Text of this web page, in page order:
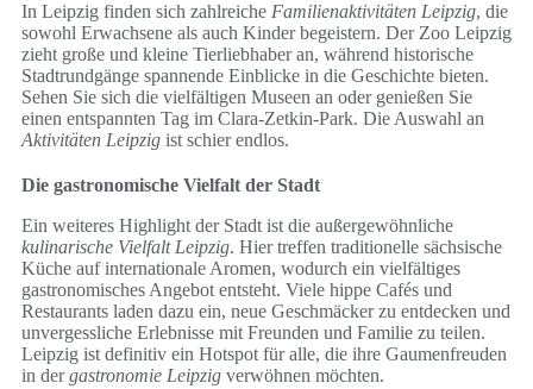
In Leipzig finden sich zahlreiche Familienaktivitäten Leipzig, die
sowohl Erwachsene als auch Kinder begeistern. Der Zoo Leipzig
zieht große und kleine Tierliebhaber an, während historische
Stadtrundgänge spannende Einblicke in die Geschichte bieten.
Sehen Sie sich die vielfältigen Museen an oder genießen Sie
einen entspannten Tag im Clara-Zetkin-Park. Die Auswahl an
Aktivitäten Leipzig ist schier endlos.
Die gastronomische Vielfalt der Stadt
Ein weiteres Highlight der Stadt ist die außergewöhnliche
kulinarische Vielfalt Leipzig. Hier treffen traditionelle sächsische
Küche auf internationale Aromen, wodurch ein vielfältiges
gastronomisches Angebot entsteht. Viele hippe Cafés und
Restaurants laden dazu ein, neue Geschmäcker zu entdecken und
unvergessliche Erlebnisse mit Freunden und Familie zu teilen.
Leipzig ist definitiv ein Hotspot für alle, die ihre Gaumenfreuden
in dergastronomie Leipzig verwöhnen möchten.